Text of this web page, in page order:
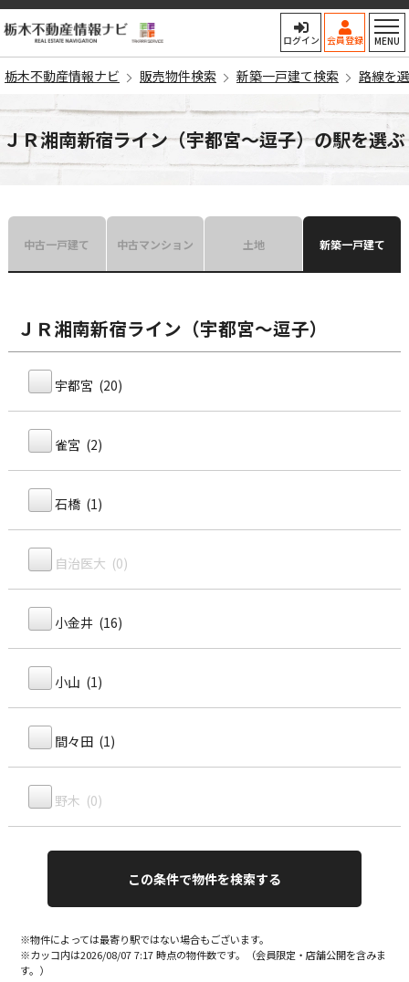
栃木不動産情報ナビ
ログイン 会員登録 MENU
栃木不動産情報ナビ 販売物件検索 新築一戸建て検索 路線を
ＪＲ湘南新宿ライン（宇都宮〜逗子）の駅を選ぶ
中古一戸建て 中古マンション 土地 新築一戸建て
ＪＲ湘南新宿ライン（宇都宮〜逗子）
宇都宮 (20)
雀宮 (2)
石橋 (1)
自治医大 (0)
小金井 (16)
小山 (1)
間々田 (1)
野木 (0)
※物件によっては最寄り駅ではない場合もございます。
※カッコ内は2026/08/07 7:17 時点の物件数です。（会員限定・店舗公開を含みま
す。）